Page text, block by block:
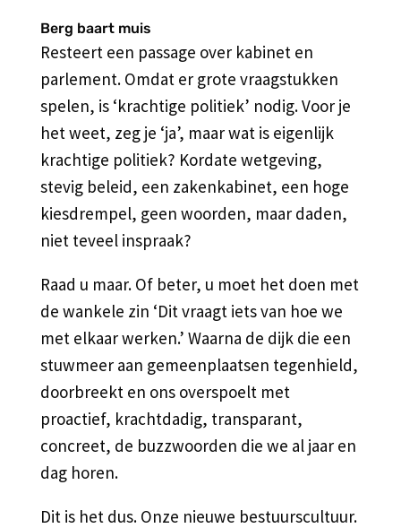
Berg baart muis
Resteert een passage over kabinet en
parlement. Omdat er grote vraagstukken
spelen, is ‘krachtige politiek’ nodig. Voor je
het weet, zeg je ‘ja’, maar wat is eigenlijk
krachtige politiek? Kordate wetgeving,
stevig beleid, een zakenkabinet, een hoge
kiesdrempel, geen woorden, maar daden,
niet teveel inspraak?
Raad u maar. Of beter, u moet het doen met
de wankele zin ‘Dit vraagt iets van hoe we
met elkaar werken.’ Waarna de dijk die een
stuwmeer aan gemeenplaatsen tegenhield,
doorbreekt en ons overspoelt met
proactief, krachtdadig, transparant,
concreet, de buzzwoorden die we al jaar en
dag horen.
Dit is het dus. Onze nieuwe bestuurscultuur.